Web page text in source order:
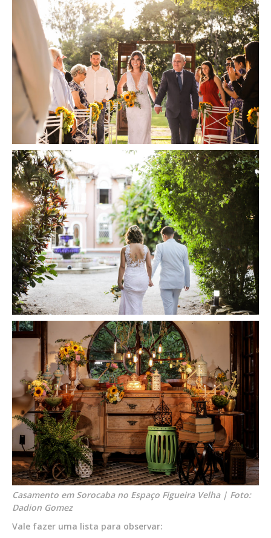
Casamento em Sorocaba no Espaço Figueira Velha | Foto:
Dadion Gomez
Vale fazer uma lista para observar: